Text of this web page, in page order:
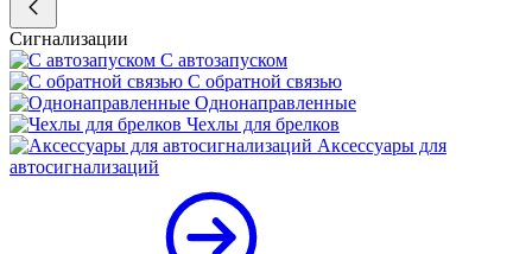
Сигнализации
С автозапуском
С обратной связью
Однонаправленные
Чехлы для брелков
Аксессуары для
автосигнализаций